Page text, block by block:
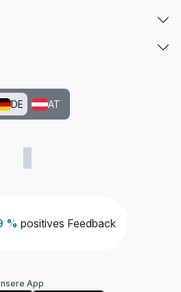
% positives Feedback
DE AT
App